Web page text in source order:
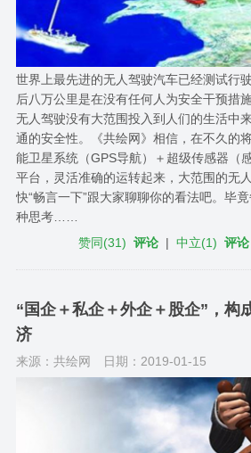
世界上最先进的无人驾驶汽车已经测试行
后八万公里是在没有任何人为安全干预措
无人驾驶没有大范围投入到人们的生活中
通的安全性。《共绘网》相信，在不久的
能卫星系统（GPS导航）＋超级传感器（
平台，灵活准确的运转起来，大范围的无
快“畅言一下”跟大家聊聊你的看法吧。毕
种思考……
赞同(31) 评论 |中立(1) 评论
“国企＋私企＋外企＋股企”，构
济
来源：共绘网 日期：2019-01-15